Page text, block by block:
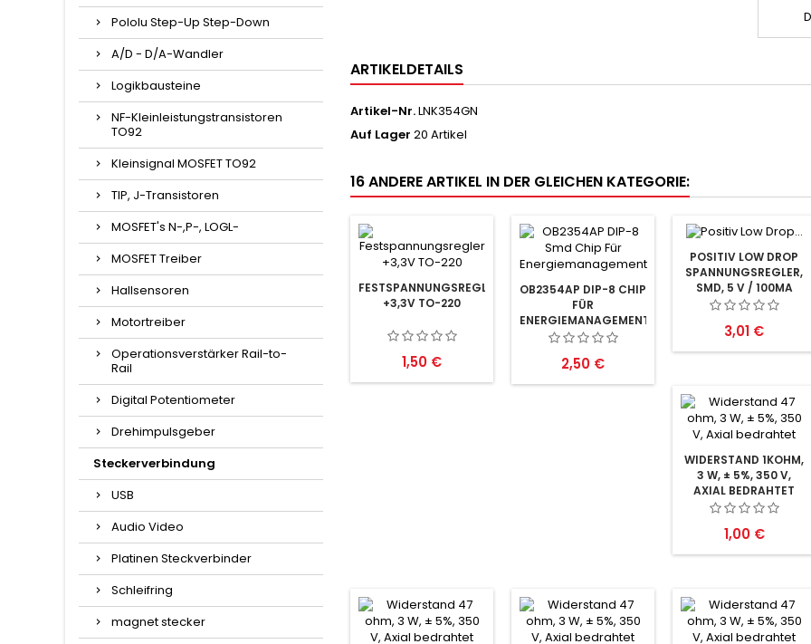
Pololu Step-Up Step-Down
A/D - D/A-Wandler
Logikbausteine
NF-Kleinleistungstransistoren
TO92
Kleinsignal MOSFET TO92
TIP, J-Transistoren
MOSFET's N-,P-, LOGL-
MOSFET Treiber
Hallsensoren
Motortreiber
Operationsverstärker Rail-to-
Rail
Digital Potentiometer
Drehimpulsgeber
Steckerverbindung
USB
Audio Video
Platinen Steckverbinder
Schleifring
magnet stecker
ARTIKELDETAILS
Artikel-Nr.LNK354GN
Auf Lager 20 Artikel
16 ANDERE ARTIKEL IN DER GLEICHEN KATEGORIE:
FESTSPANNUNGSREGLER
+3,3V TO-220
Preis
1,50 €
OB2354AP DIP-8 CHIP
FÜR
ENERGIEMANAGEMENT
Preis
2,50 €
POSITIV LOW DROP
SPANNUNGSREGLER,
SMD, 5 V / 100MA
SOIC-8
Preis
3,01 €
WIDERSTAND 1KOHM,
3 W, ± 5%, 350 V,
AXIAL BEDRAHTET
Preis
1,00 €